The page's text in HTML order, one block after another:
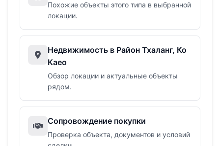
Похожие объекты этого типа в выбранной
локации.
Недвижимость в Район Тхаланг, Ко
Каео
Обзор локации и актуальные объекты
рядом.
Сопровождение покупки
Проверка объекта, документов и условий